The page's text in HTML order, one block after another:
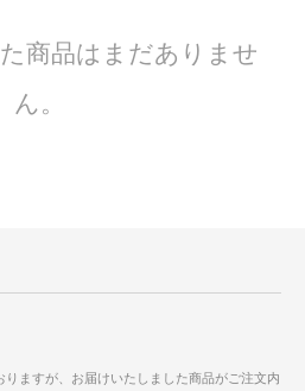
商品はまだありませ
ん。
ますが、お届けいたしました商品がご注文内